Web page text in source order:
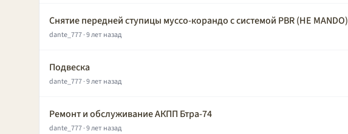
Снятие передней ступицы муссо-корандо с системой PBR (НЕ MANDO)
dante_777· 9 лет назад
Подвеска
dante_777· 9 лет назад
Ремонт и обслуживание АКПП Бтра-74
dante_777· 9 лет назад